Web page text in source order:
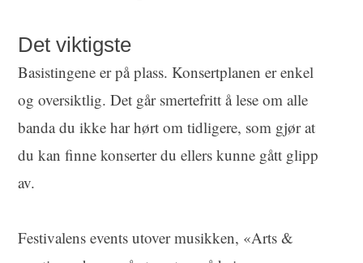
Det viktigste
Basistingene er på plass. Konsertplanen er enkel
og oversiktlig. Det går smertefritt å lese om alle
banda du ikke har hørt om tidligere, som gjør at
du kan finne konserter du ellers kunne gått glipp
av.
Festivalens events utover musikken, «Arts &